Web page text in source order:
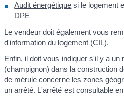
Audit énergétique si le logement
DPE
Le vendeur doit également vous
d'information du logement (CIL).
Enfin, il doit vous indiquer s'il y a un
(champignon) dans la construction
de mérule concerne les zones
un arrêté. L'arrêté est consultable